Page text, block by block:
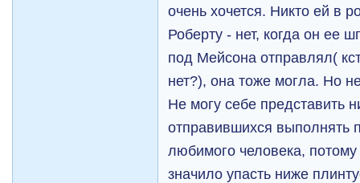
очень хочется. Никто ей в
Роберту - нет, когда он ее
под Мейсона отправлял(
нет?), она тоже могла. Но
Не могу себе представить
отправившихся выполнять
любимого человека,
значило упасть ниже